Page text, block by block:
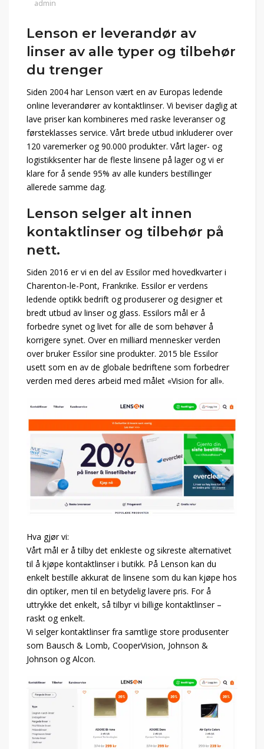
admin
Lenson er leverandør av
linser av alle typer og tilbehør
du trenger
Siden 2004 har Lenson vært en av Europas ledende
online leverandører av kontaktlinser. Vi beviser daglig at
lave priser kan kombineres med raske leveranser og
førsteklasses service. Vårt brede utbud inkluderer over
120 varemerker og 90.000 produkter. Vårt lager- og
logistikksenter har de fleste linsene på lager og vi er
klare for å sende 95% av alle kunders bestillinger
allerede samme dag.
Lenson selger alt innen
kontaktlinser og tilbehør på
nett.
Siden 2016 er vi en del av Essilor med hovedkvarter i
Charenton-le-Pont, Frankrike. Essilor er verdens
ledende optikk bedrift og produserer og designer et
bredt utbud av linser og glass. Essilors mål er å
forbedre synet og livet for alle de som behøver å
korrigere synet. Over en milliard mennesker verden
over bruker Essilor sine produkter. 2015 ble Essilor
usett som en av de globale bedriftene som forbedrer
verden med deres arbeid med målet «Vision for all».
Hva gjør vi:
Vårt mål er å tilby det enkleste og sikreste alternativet
til å kjøpe kontaktlinser i butikk. På Lenson kan du
enkelt bestille akkurat de linsene som du kan kjøpe hos
din optiker, men til en betydelig lavere pris. For å
uttrykke det enkelt, så tilbyr vi billige kontaktlinser –
raskt og enkelt.
Vi selger kontaktlinser fra samtlige store produsenter
som Bausch & Lomb, CooperVision, Johnson &
Johnson og Alcon.